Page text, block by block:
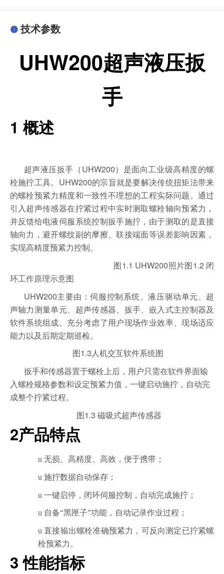
技术参数
UHW200超声液压扳
手
1 概述
超声液压扳手（ UHW200）是面向工业级高精度的螺
栓施拧工具。 UHW200的宗旨就是要解决传统扭矩法带来
的螺栓预紧力精度和一致性不理想的工程实际问题。通过
引入超声传感器在拧紧过程中实时测取螺栓轴向预紧力，
并反馈给电液伺服系统控制扳手施拧，由于测取的是直接
轴向力，避开螺纹副的摩擦、联接端面等误差影响因素，
实现高精度预紧力控制。
图 1.1 UHW200照片图 1.2 闭
环工作原理示意图
UHW200主要由：伺服控制系统、液压驱动单元、超
声轴力测量单元、超声传感器、扳手、嵌入式主控制器及
软件系统组成。充分考虑了用户现场作业效率、现场适应
能力以及后期定期巡检。
图 1.3 人机交互软件系统图
扳手和传感器置于螺栓上后，用户只需在软件界面输
入螺栓规格参数和设定预紧力值，一键启动施拧，自动完
成整个拧紧过程。
图 1.3 磁吸式超声传感器
2产品特点
u 无损、高精度、高效，便于携带；
u 施拧数据自动保存；
u 一键启停，闭环伺服控制，自动完成施拧；
u 自备“黑匣子”功能，自动记录作业过程；
u 直接输出螺栓准确预紧力，可反向测定已拧紧螺
栓预紧力。
3性能指标